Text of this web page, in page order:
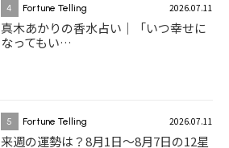
4 Fortune Telling 2026.07.11
真木あかりの香水占い｜「いつ幸せに
なってもい…
5 Fortune Telling 2026.07.11
来週の運勢は？8月1日～8月7日の12星